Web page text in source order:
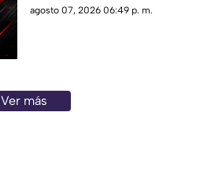
ofensiva rojinegra y
agosto 07, 2026 06:49 p. m.
Ver más